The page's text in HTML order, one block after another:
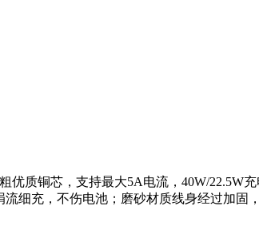
优质铜芯，支持最大5A电流，40W/22.5W充
细充，不伤电池；磨砂材质线身经过加固